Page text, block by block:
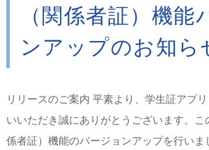
（関係者証）機能
ンアップのお知ら
リリースのご案内 平素より、学生証アプ
いいただき誠にありがとうございます。こ
係者証）機能のバージョンアップを行い